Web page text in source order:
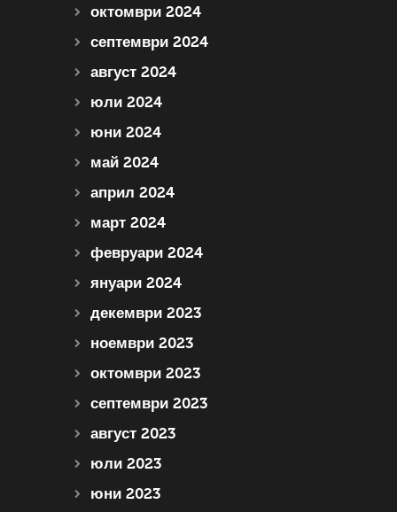
октомври 2024
септември 2024
август 2024
юли 2024
юни 2024
май 2024
април 2024
март 2024
февруари 2024
януари 2024
декември 2023
ноември 2023
октомври 2023
септември 2023
август 2023
юли 2023
юни 2023